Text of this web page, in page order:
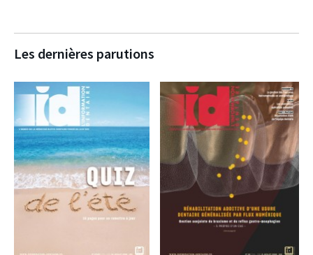
Les dernières parutions